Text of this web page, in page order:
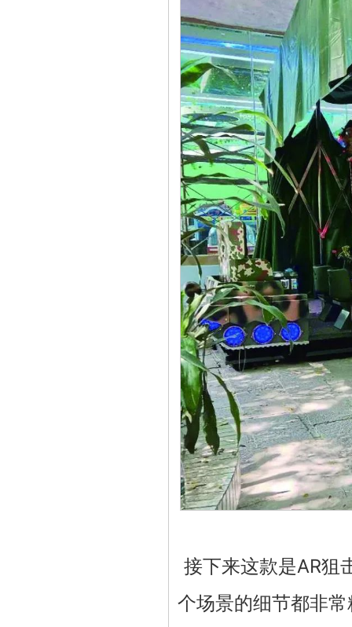
接下来这款是AR狙
个场景的细节都非